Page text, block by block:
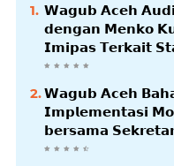
𝗪𝗮𝗴𝘂𝗯 𝗔𝗰𝗲𝗵
𝗱𝗲𝗻𝗴𝗮𝗻 𝗠𝗲𝗻𝗸𝗼
𝗜𝗺𝗶𝗽𝗮𝘀 𝗧𝗲𝗿𝗸𝗮𝗶𝘁
𝗕𝗹𝗮𝗻𝗴𝗽𝗮𝗱𝗮𝗻𝗴
𝗪𝗮𝗴𝘂𝗯 𝗔𝗰𝗲𝗵
𝗜𝗺𝗽𝗹𝗲𝗺𝗲𝗻𝘁𝗮𝘀𝗶
𝗯𝗲𝗿𝘀𝗮𝗺𝗮